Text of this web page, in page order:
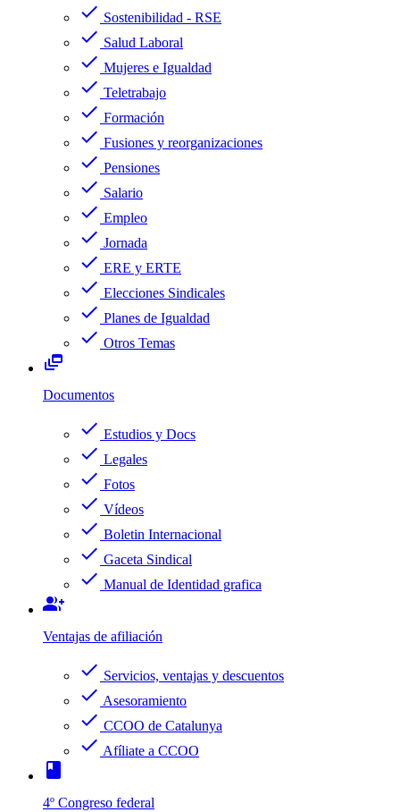
check Sostenibilidad - RSE
check Salud Laboral
check Mujeres e Igualdad
check Teletrabajo
check Formación
check Fusiones y reorganizaciones
check Pensiones
check Salario
check Empleo
check Jornada
check ERE y ERTE
check Elecciones Sindicales
check Planes de Igualdad
check Otros Temas
dynamic_feed
Documentos
check Estudios y Docs
check Legales
check Fotos
check Vídeos
check Boletin Internacional
check Gaceta Sindical
check Manual de Identidad grafica
group_add
Ventajas de afiliación
check Servicios, ventajas y descuentos
check Asesoramiento
check CCOO de Catalunya
check Afíliate a CCOO
book
4º Congreso federal